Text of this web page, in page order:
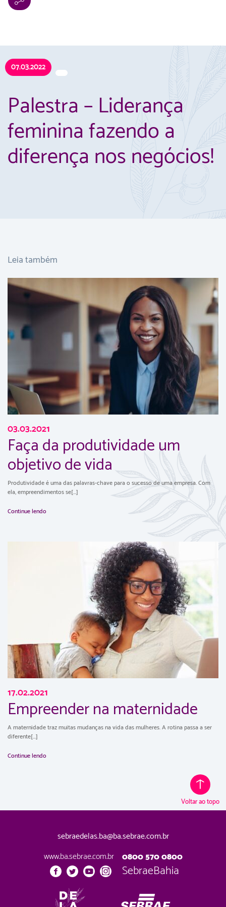
07.03.2022
Palestra – Liderança
feminina fazendo a
diferença nos negócios!
Leia também
03.03.2021
Faça da produtividade um
objetivo de vida
Produtividade é uma das palavras-chave para o sucesso de uma empresa. Com
ela, empreendimentos se[...]
Continue lendo
17.02.2021
Empreender na maternidade
A maternidade traz muitas mudanças na vida das mulheres. A rotina passa a ser
diferente[...]
Continue lendo
Voltar ao topo
sebraedelas.ba@ba.sebrae.com.br
www.ba.sebrae.com.br
0800 570 0800
SebraeBahia